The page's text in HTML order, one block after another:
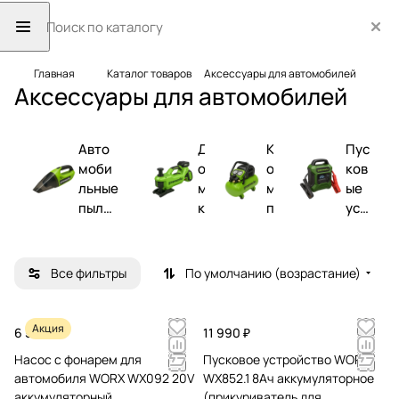
Главная Каталог товаров Аксессуары для автомобилей
Аксессуары для автомобилей
Авто
моби
льные
пылес
Д
о
м
к
т
ы
К
о
м
п
с
Пус
ков
ые
уст
а
Все фильтры По умолчанию (возрастание)
Акция
6 590 ₽
Насос с фонарем для
автомобиля WORX WX092 20V
11 990 ₽
Пусковое устройство WORX
WX852.1 8Ач аккумуляторное